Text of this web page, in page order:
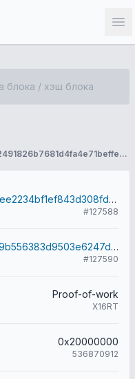
67681c4a26c1af993f80c5fed33fd9ce2f2491826b7681d4fa4e71beffe81b21
bd2ee2234bf1ef843d308fd79433d9a6f6bb994805fdcec7536e6a38815da155
#127588
bc39b556383d9503e6247d2dcb54048245b6a5387dc2b7dd6eab1970e4a75431
#127590
Proof-of-work
X16RT
0x20000000
536870912